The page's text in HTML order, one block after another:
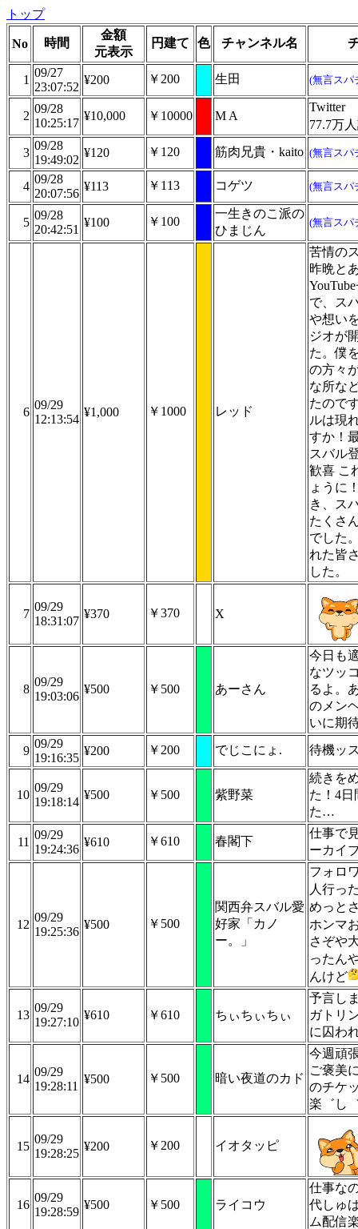
トップ
No 時間
金額
元表示
円建て 色 チャンネル名
1
09/27
23:07:52
¥200 ￥200 生田 (無言スパ
2
09/28
10:25:17
¥10,000 ￥10000 M A
Twitter
77.7万
3
09/28
19:49:02
¥120 ￥120 筋肉兄貴・kaito (無言スパ
4
09/28
20:07:56
¥113 ￥113 コゲツ (無言スパ
5
09/28
20:42:51
¥100 ￥100
一生きのこ派の
ひまじん
(無言スパ
6
09/29
12:13:54
¥1,000 ￥1000 レッド
苦情の
昨晩と
で、ス
や想い
ジオが
た。僕
の方々
な所な
たので
ルは現
すか！
スバル
歓喜 こ
ょうに
き、ス
たくさ
でした
れた皆
した。
7
09/29
18:31:07
¥370 ￥370 X
8
09/29
19:03:06
¥500 ￥500 あーさん
今日も
なツッ
るよ。
のメン
いに期
9
09/29
19:16:35
¥200 ￥200 でじこにょ. 待機ッ
10
09/29
19:18:14
¥500 ￥500 紫野菜
続きを
た！4日
た…
11
09/29
19:24:36
¥610 ￥610 春閣下
仕事で
ーカイ
12
09/29
19:25:36
¥500 ￥500
関西弁スバル愛
好家「カノ
ー。」
フォロ
人行っ
めっと
ホンマ
さぞや
ったん
んけど
13
09/29
19:27:10
¥610 ￥610 ちぃちぃちぃ
予言し
ガトリ
に囚わ
14
09/29
19:28:11
¥500 ￥500 暗い夜道のカド
今週頑
ご褒美
のチケ
楽゛し
15
09/29
19:28:25
¥200 ￥200 イオタッピ
16
09/29
19:28:59
¥500 ￥500 ライコウ
仕事な
代しゅ
ム配信